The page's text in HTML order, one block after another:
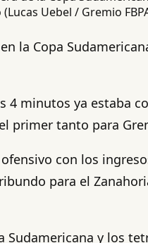
Uebel / Gremio
la Copa
minutos ya estaba
primer tanto para
con los
para el
y los